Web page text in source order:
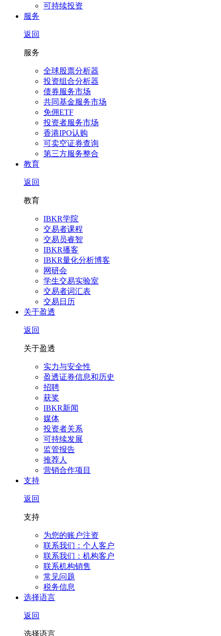
可持续投资
服务
返回
服务
全球股票分析器
投资组合分析器
债券服务市场
共同基金服务市场
免佣ETF
投资者服务市场
香港IPO认购
可卖空证券查询
第三方服务整合
教育
返回
教育
IBKR学院
交易者课程
交易员睿智
IBKR播客
IBKR量化分析博客
网研会
学生交易实验室
交易者词汇表
交易日历
关于盈透
返回
关于盈透
实力与安全性
盈透证券信息和历史
招聘
获奖
IBKR新闻
媒体
投资者关系
可持续发展
监管报告
推荐人
营销合作项目
支持
返回
支持
为您的账户注资
联系我们：个人客户
联系我们：机构客户
联系机构销售
常见问题
税务信息
选择语言
返回
选择语言